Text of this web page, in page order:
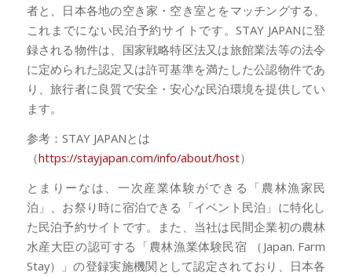
者と、日本各地の空き家・空き室とをマッチングする、
これまでにない民泊予約サイトです。STAY JAPANに登
録される物件は、国家戦略特区法又は旅館業法等の法令
に定められた認定又は許可基準を満たした公認物件であ
り、旅行者に良質で安全・安心な民泊環境を提供してい
ます。
参考：STAY JAPANとは
（https://stayjapan.com/info/about/host）
とまりーなは、一次産業体験ができる「農林漁家民
泊」、お祭り時に宿泊できる「イベント民泊」に特化し
た民泊予約サイトです。また、当社は民間企業初の農林
水産大臣の認可する「農林漁業体験民宿 （Japan. Farm
Stay）」の登録実施機関として認定されており、日本各